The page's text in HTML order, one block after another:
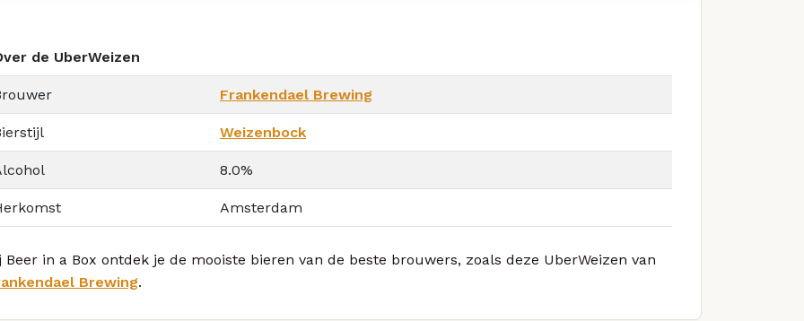
de UberWeizen
Frankendael Brewing
Weizenbock
8.0%
Amsterdam
Beer in a Box ontdek je de mooiste bieren van de beste brouwers, zoals deze UberWeizen van
Brewing.